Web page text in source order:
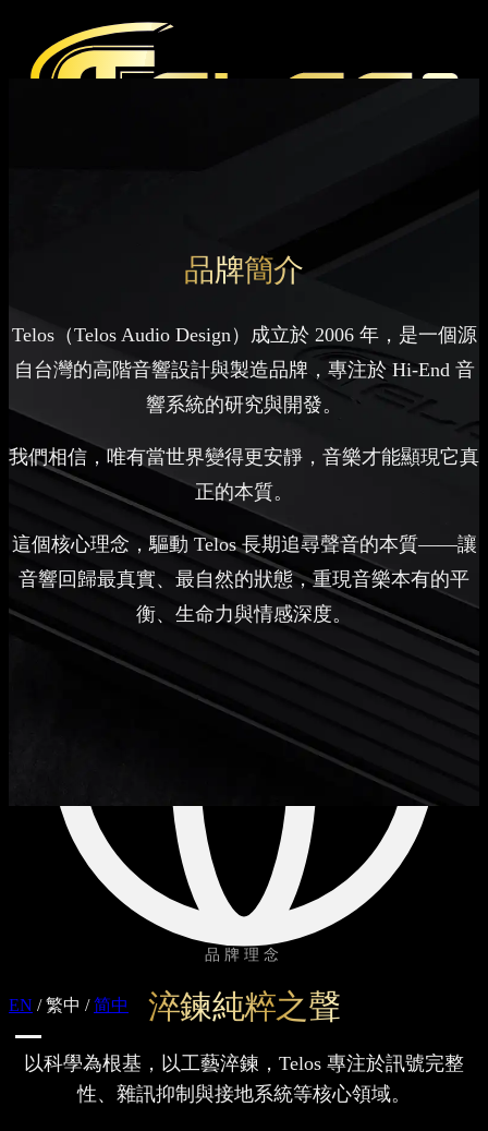
Hi-End 音響展
下載中心官方產品保固條款
台灣
關於聯絡我們
EN / 繁中 / 简中
品牌簡介
Telos（Telos Audio Design）成立於 2006 年，是一個源
自台灣的高階音響設計與製造品牌，專注於 Hi-End 音
響系統的研究與開發。
我們相信，唯有當世界變得更安靜，音樂才能顯現它真
正的本質。
這個核心理念，驅動 Telos 長期追尋聲音的本質——讓
音響回歸最真實、最自然的狀態，重現音樂本有的平
衡、生命力與情感深度。
品牌理念
淬鍊純粹之聲
以科學為根基，以工藝淬鍊，Telos 專注於訊號完整
性、雜訊抑制與接地系統等核心領域。